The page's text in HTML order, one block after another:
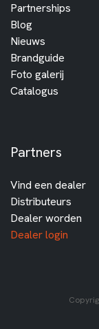
Partnerships
Blog
Nieuws
Brandguide
Foto galerij
Catalogus
Partners
Vind een dealer
Distributeurs
Dealer worden
Dealer login